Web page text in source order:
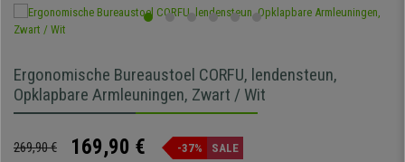
Ergonomische Bureaustoel CORFU, lendensteun,
Opklapbare Armleuningen, Zwart / Wit
269,90 € 169,90 € -37% SALE